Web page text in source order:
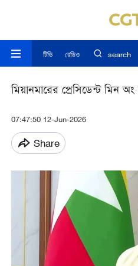
টিভি রেডিও search
মিয়ানমারের প্রেসিডেন্ট মিন
07:47:50 12-Jun-2026
Share